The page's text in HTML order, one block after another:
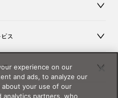
ス
て
experience on our
and ads, to analyze our
your use of our
partners, who